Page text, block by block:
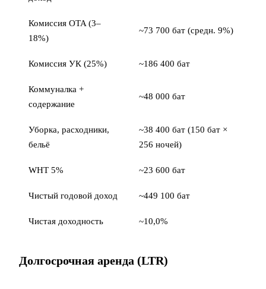
Комиссия OTA (3–
18%)
~73 700 бат (средн. 9%)
Комиссия УК (25%) ~186 400 бат
Коммуналка +
содержание
~48 000 бат
Уборка, расходники,
бельё
~38 400 бат (150 бат ×
256 ночей)
WHT 5% ~23 600 бат
Чистый годовой доход ~449 100 бат
Чистая доходность ~10,0%
Долгосрочная аренда (LTR)